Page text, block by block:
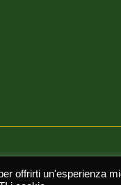
offrirti un'esperienza